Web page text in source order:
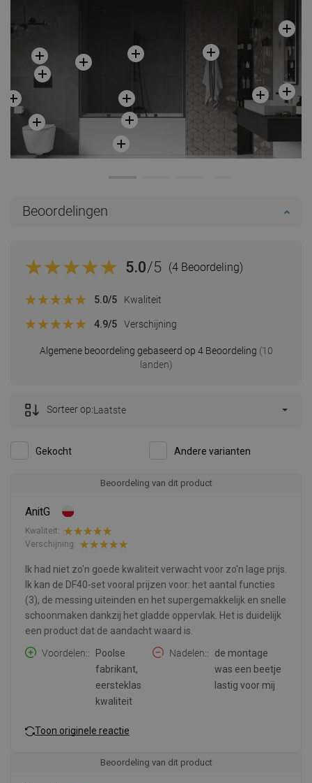
Beoordelingen
5.0/5 (4 Beoordeling)
Algemene beoordeling gebaseerd op 4 Beoordeling (10
landen)
5.0/5 Kwaliteit
4.9/5 Verschijning
Gekocht Andere varianten
Sorteer op:Laatste
Beoordeling van dit product
AnitG
Kwaliteit:
Verschijning:
Ik had niet zo'n goede kwaliteit verwacht voor zo'n lage prijs.
Ik kan de DF40-set vooral prijzen voor: het aantal functies
(3), de messing uiteinden en het supergemakkelijk en snelle
schoonmaken dankzij het gladde oppervlak. Het is duidelijk
een product dat de aandacht waard is.
Voordelen:
Poolse
fabrikant,
eersteklas
kwaliteit
Nadelen:
de montage
was een beetje
lastig voor mij
Toon originele reactie
Beoordeling van dit product